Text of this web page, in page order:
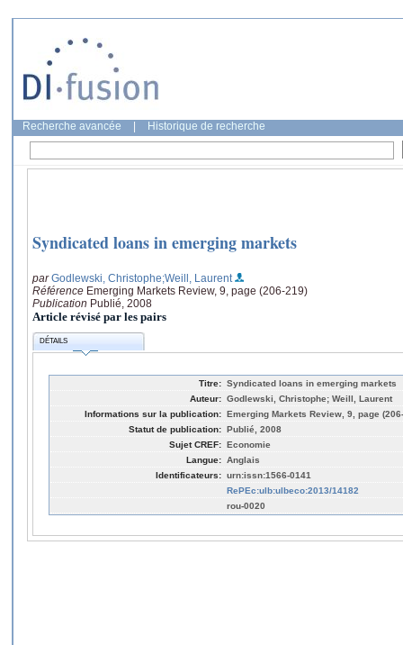
Recherche avancée Historique de recherche
Syndicated loans in emerging markets
parGodlewski, Christophe;Weill, Laurent
Référence Emerging Markets Review, 9, page (206-219)
Publication Publié, 2008
Article révisé par les pairs
DÉTAILS
Titre: Syndicated loans in emerging markets
Auteur: Godlewski, Christophe; Weill, Laurent
Informations sur la publication: Emerging Markets Review, 9, page
Statut de publication: Publié, 2008
Sujet CREF: Economie
Langue: Anglais
Identificateurs: urn:issn:1566-0141
RePEc:ulb:ulbeco:2013/14182
rou-0020